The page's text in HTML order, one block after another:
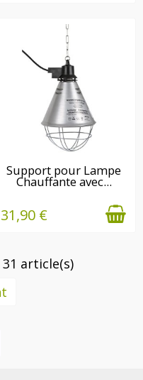
EN STOCK
Support pour Lampe
Chauffante avec...
31,90 €
article(s)